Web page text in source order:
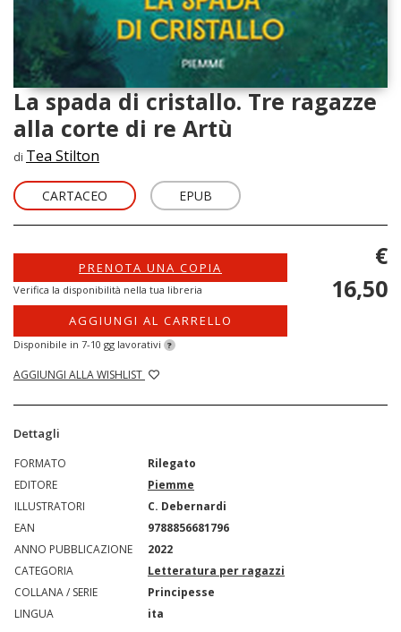
La spada di cristallo. Tre ragazze
alla corte di re Artù
di Tea Stilton
CARTACEO EPUB
PRENOTA UNA COPIA
Verifica la disponibilità nella tua libreria
AGGIUNGI AL CARRELLO
Disponibile in 7-10 gg lavorativi ?
AGGIUNGI ALLA WISHLIST
€
16,50
Dettagli
FORMATO
Rilegato
EDITORE
Piemme
ILLUSTRATORI
C. Debernardi
EAN
9788856681796
ANNO PUBBLICAZIONE
2022
CATEGORIA
Letteratura per ragazzi
COLLANA / SERIE
Principesse
LINGUA
ita